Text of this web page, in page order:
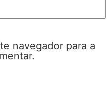
navegador para a